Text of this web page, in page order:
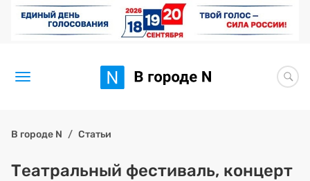
Статьи
В городе N Статьи
Театральный фестиваль, концерт